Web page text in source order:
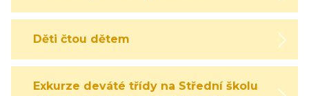
Děti čtou dětem
Exkurze deváté třídy na Střední školu